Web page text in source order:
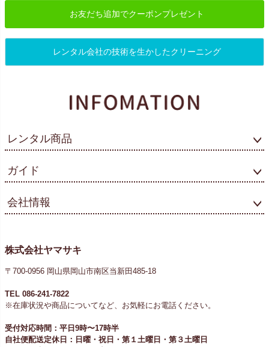
お友だち追加でクーポンプレゼント
レンタル会社の技術を生かしたクリーニング
レンタル商品
ガイド
会社情報
株式会社ヤマサキ
〒700-0956 岡山県岡山市南区当新田485-18
TEL 086-241-7822
※在庫状況や商品についてなど、お気軽にお電話ください。
受付対応時間：平日9時〜17時半
自社便配送定休日：日曜・祝日・第１土曜日・第３土曜日